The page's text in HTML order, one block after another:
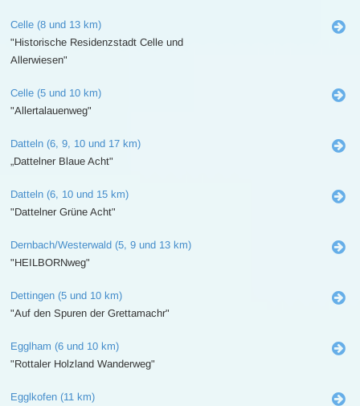
Celle (8 und 13 km)
"Historische Residenzstadt Celle und
Allerwiesen"
Celle (5 und 10 km)
"Allertalauenweg"
Datteln (6, 9, 10 und 17 km)
„Dattelner Blaue Acht"
Datteln (6, 10 und 15 km)
"Dattelner Grüne Acht"
Dernbach/Westerwald (5, 9 und 13 km)
"HEILBORNweg"
Dettingen (5 und 10 km)
"Auf den Spuren der Grettamachr"
Egglham (6 und 10 km)
"Rottaler Holzland Wanderweg"
Egglkofen (11 km)